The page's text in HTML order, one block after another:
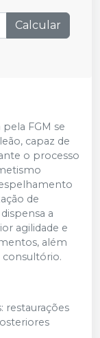
Calcular
pela FGM se
capaz de
o processo
de
dispensa a
agilidade e
além
consultório.
restaurações